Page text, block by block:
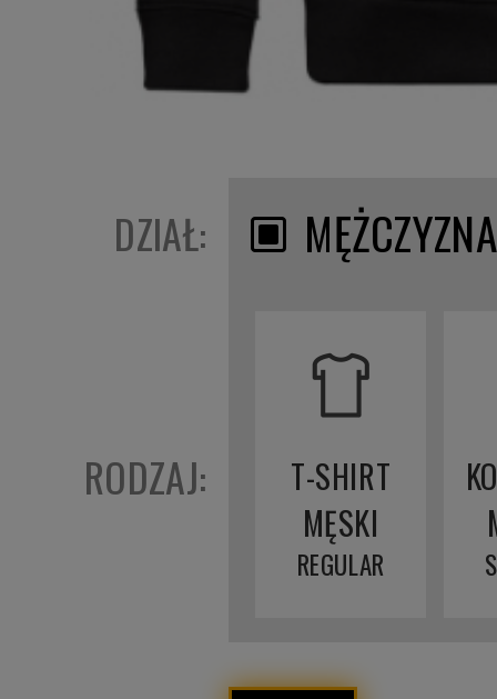
DZIAŁ: MĘŻCZYZNA
RODZAJ:
T-SHIRT
MĘSKI
REGULAR